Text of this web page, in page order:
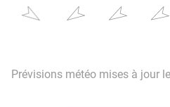
Prévisions météo mises à jour